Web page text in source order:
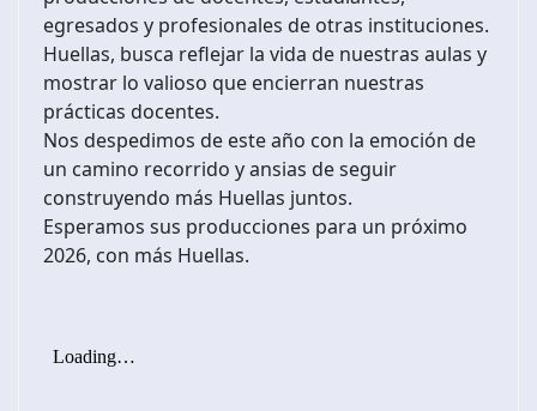
egresados y profesionales de otras instituciones.
Huellas, busca reflejar la vida de nuestras aulas y
mostrar lo valioso que encierran nuestras
prácticas docentes.
Nos despedimos de este año con la emoción de
un camino recorrido y ansias de seguir
construyendo más Huellas juntos.
Esperamos sus producciones para un próximo
2026, con más Huellas.